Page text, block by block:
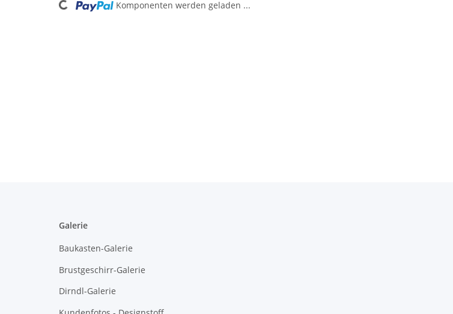
Komponenten werden geladen ...
Galerie
Baukasten-Galerie
Brustgeschirr-Galerie
Dirndl-Galerie